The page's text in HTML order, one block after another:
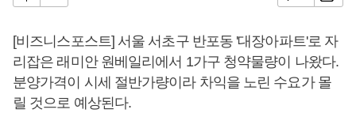
[비즈니스포스트] 서울 서초구 반포동 '대장아파트'로 자
리잡은 래미안 원베일리에서 1가구 청약물량이 나왔다.
분양가격이 시세 절반가량이라 차익을 노린 수요가 몰
릴 것으로 예상된다.